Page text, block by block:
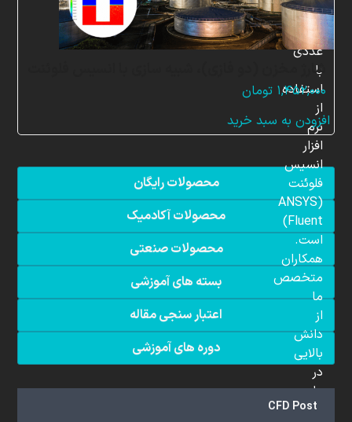
شارژ مخزن (دو فازی)، شبیه سازی با انسیس فلوئنت
۱,۴۵۲,۰۰۰ تومان
افزودن به سبد خرید
محصولات رایگان
محصولات آکادمیک
محصولات صنعتی
بسته های آموزشی
اعتبار سنجی مقاله
دوره های آموزشی
CFD Post
شبیه
سازی
عددی
با
استفاده
از
نرم
افزار
انسیس
فلوئنت
(ANSYS
Fluent)
است.
همکاران
متخصص
ما
از
دانش
بالایی
در
علم
دینامیک